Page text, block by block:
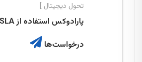
تحول دیجیتال ]
درخواست‌ها